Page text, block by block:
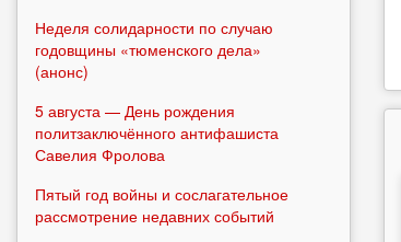
Неделя солидарности по случаю
годовщины «тюменского дела»
(анонс)
5 августа — День рождения
политзаключённого антифашиста
Савелия Фролова
Пятый год войны и сослагательное
рассмотрение недавних событий